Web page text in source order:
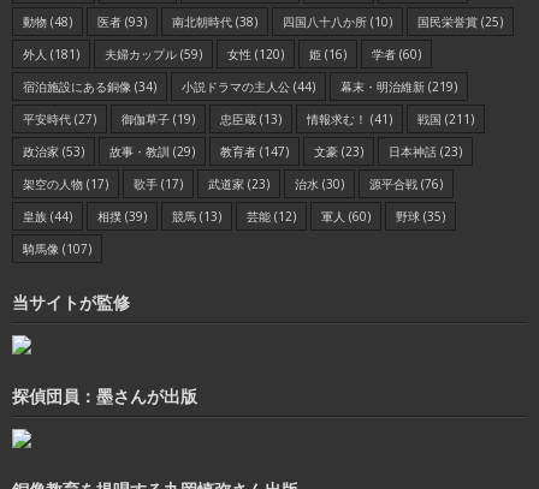
動物 (48) 医者 (93) 南北朝時代 (38) 四国八十八か所 (10) 国民栄誉賞 (25)
外人 (181) 夫婦カップル (59) 女性 (120) 姫 (16) 学者 (60)
宿泊施設にある銅像 (34) 小説ドラマの主人公 (44) 幕末・明治維新 (219)
平安時代 (27) 御伽草子 (19) 忠臣蔵 (13) 情報求む！ (41) 戦国 (211)
政治家 (53) 故事・教訓 (29) 教育者 (147) 文豪 (23) 日本神話 (23)
架空の人物 (17) 歌手 (17) 武道家 (23) 治水 (30) 源平合戦 (76)
皇族 (44) 相撲 (39) 競馬 (13) 芸能 (12) 軍人 (60) 野球 (35)
騎馬像 (107)
当サイトが監修
探偵団員：墨さんが出版